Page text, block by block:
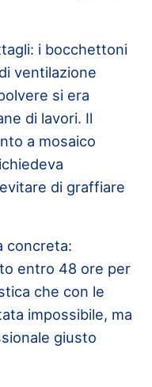
i bocchettoni
ventilazione
si era
di lavori. Il
a mosaico
di graffiare
concreta:
entro 48 ore per
che con le
impossibile, ma
giusto